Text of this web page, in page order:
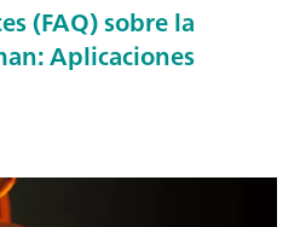
(FAQ) sobre la
Aplicaciones